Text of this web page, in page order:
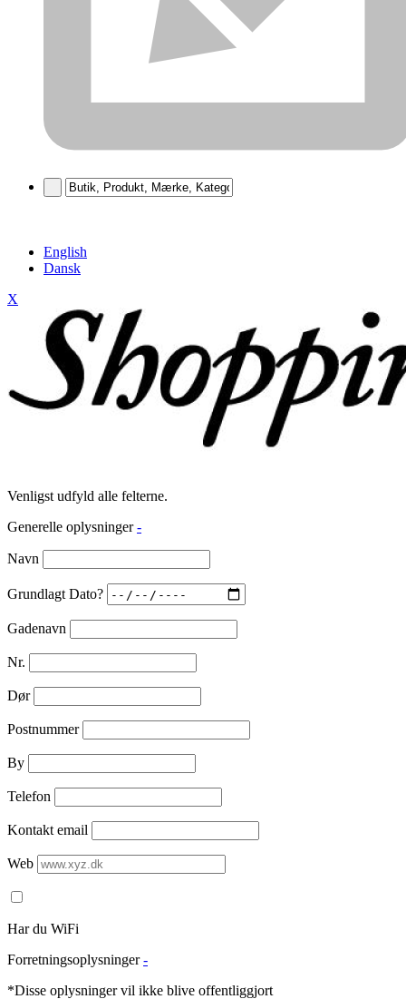
English
Dansk
X
Venligst udfyld alle felterne.
Generelle oplysninger -
Navn
Grundlagt Dato?
Gadenavn
Nr.
Dør
Postnummer
By
Telefon
Kontakt email
Web
Har du WiFi
Forretningsoplysninger -
*Disse oplysninger vil ikke blive offentliggjort